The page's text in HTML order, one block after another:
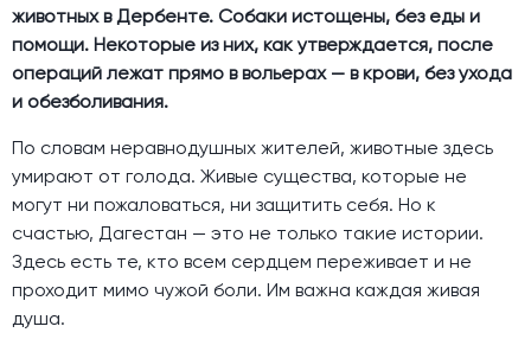
животных в Дербенте. Собаки истощены, без еды и
помощи. Некоторые из них, как утверждается, после
операций лежат прямо в вольерах — в крови, без ухода
и обезболивания.
По словам неравнодушных жителей, животные здесь
умирают от голода. Живые существа, которые не
могут ни пожаловаться, ни защитить себя. Но к
счастью, Дагестан — это не только такие истории.
Здесь есть те, кто всем сердцем переживает и не
проходит мимо чужой боли. Им важна каждая живая
душа.